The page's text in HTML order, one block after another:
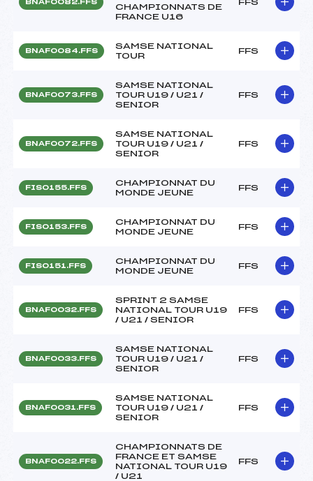
BNAF0082.FFS
CHAMPIONNATS DE
FRANCE U16
FFS
BNAF0084.FFS
SAMSE NATIONAL
TOUR
FFS
BNAF0073.FFS
SAMSE NATIONAL
TOUR U19 / U21 /
SENIOR
FFS
BNAF0072.FFS
SAMSE NATIONAL
TOUR U19 / U21 /
SENIOR
FFS
FIS0155.FFS
CHAMPIONNAT DU
MONDE JEUNE
FFS
FIS0153.FFS
CHAMPIONNAT DU
MONDE JEUNE
FFS
FIS0151.FFS
CHAMPIONNAT DU
MONDE JEUNE
FFS
BNAF0032.FFS
SPRINT 2 SAMSE
NATIONAL TOUR U19
/ U21 / SENIOR
FFS
BNAF0033.FFS
SAMSE NATIONAL
TOUR U19 / U21 /
SENIOR
FFS
BNAF0031.FFS
SAMSE NATIONAL
TOUR U19 / U21 /
SENIOR
FFS
BNAF0022.FFS
CHAMPIONNATS DE
FRANCE ET SAMSE
NATIONAL TOUR U19
/ U21
FFS